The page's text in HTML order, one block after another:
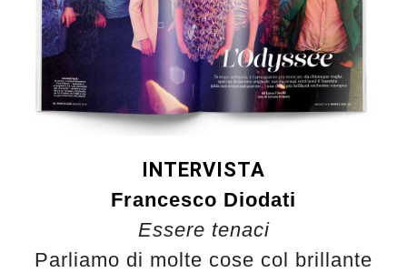
INTERVISTA
Francesco Diodati
Essere tenaci
Parliamo di molte cose col brillante